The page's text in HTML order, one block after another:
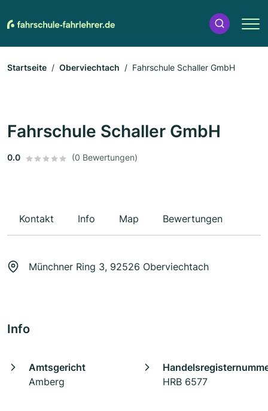
Startseite Oberviechtach Fahrschule Schaller GmbH
Fahrschule Schaller GmbH
0.0 (0 Bewertungen)
Kontakt Info Map Bewertungen
Münchner Ring 3, 92526 Oberviechtach
Info
Amtsgericht
Amberg
HRB 6577